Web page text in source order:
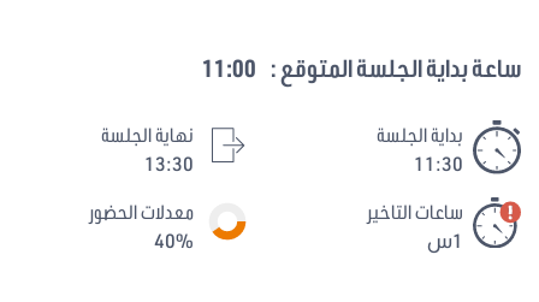
ساعة بداية الجلسة المتوقع : 11:00
بداية الجلسة
11:30
نهاية الجلسة
13:30
ساعات التاخير
1س
معدلات الحضور
40%